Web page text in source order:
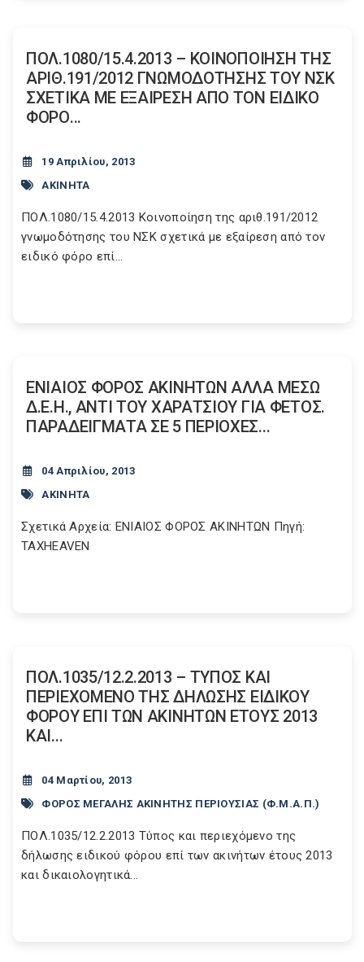
ΠΟΛ.1080/15.4.2013 – ΚΟΙΝΟΠΟΙΗΣΗ ΤΗΣ
ΑΡΙΘ.191/2012 ΓΝΩΜΟΔΟΤΗΣΗΣ ΤΟΥ ΝΣΚ
ΣΧΕΤΙΚΑ ΜΕ ΕΞΑΙΡΕΣΗ ΑΠΟ ΤΟΝ ΕΙΔΙΚΟ
ΦΟΡΟ...
19 Απριλίου, 2013
ΑΚΙΝΗΤΑ
ΠΟΛ.1080/15.4.2013 Κοινοποίηση της αριθ.191/2012
γνωμοδότησης του ΝΣΚ σχετικά με εξαίρεση από τον
ειδικό φόρο επί...
ΕΝΙΑΙΟΣ ΦΟΡΟΣ ΑΚΙΝΗΤΩΝ ΑΛΛΑ ΜΕΣΩ
Δ.Ε.Η., ΑΝΤΙ ΤΟΥ ΧΑΡΑΤΣΙΟΥ ΓΙΑ ΦΕΤΟΣ.
ΠΑΡΑΔΕΙΓΜΑΤΑ ΣΕ 5 ΠΕΡΙΟΧΕΣ...
04 Απριλίου, 2013
ΑΚΙΝΗΤΑ
Σχετικά Αρχεία: ΕΝΙΑΙΟΣ ΦΟΡΟΣ ΑΚΙΝΗΤΩΝ Πηγή:
TAXHEAVEN
ΠΟΛ.1035/12.2.2013 – ΤΥΠΟΣ ΚΑΙ
ΠΕΡΙΕΧΟΜΕΝΟ ΤΗΣ ΔΗΛΩΣΗΣ ΕΙΔΙΚΟΥ
ΦΟΡΟΥ ΕΠΙ ΤΩΝ ΑΚΙΝΗΤΩΝ ΕΤΟΥΣ 2013
ΚΑΙ...
04 Μαρτίου, 2013
ΦΟΡΟΣ ΜΕΓΑΛΗΣ ΑΚΙΝΗΤΗΣ ΠΕΡΙΟΥΣΙΑΣ (Φ.Μ.Α.Π.)
ΠΟΛ.1035/12.2.2013 Τύπος και περιεχόμενο της
δήλωσης ειδικού φόρου επί των ακινήτων έτους 2013
και δικαιολογητικά...